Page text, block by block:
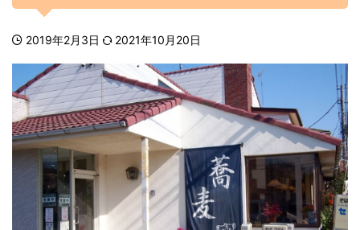
2019年2月3日 2021年10月20日